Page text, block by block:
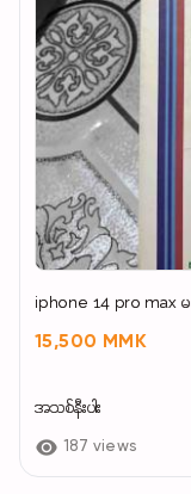
iphone 14 pro max
15,500 MMK
အသစ်နီးပါး
187 views